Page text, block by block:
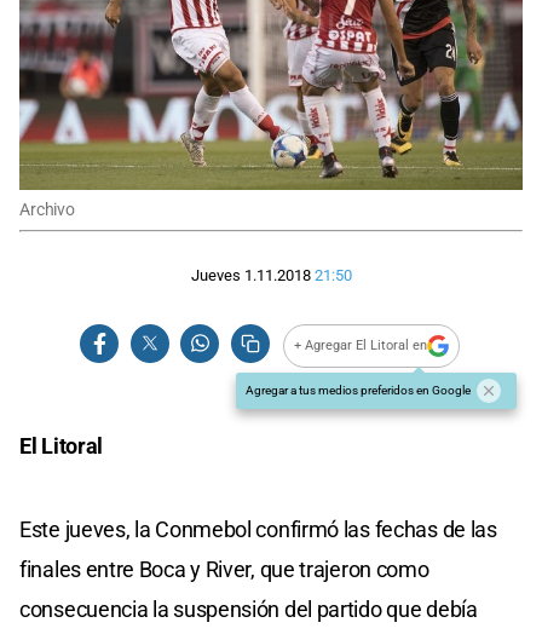
Archivo
Jueves 1.11.2018 21:50
+ Agregar El Litoral en
Agregar a tus medios preferidos en Google
El Litoral
Este jueves, la Conmebol confirmó las fechas de las
finales entre Boca y River, que trajeron como
consecuencia la suspensión del partido que debía